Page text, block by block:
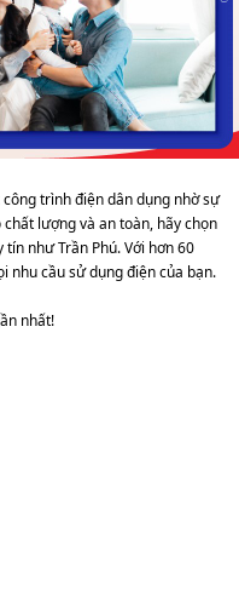
trình điện dân dụng nhờ sự
lượng và an toàn, hãy chọn
như Trần Phú. Với hơn 60
nhu cầu sử dụng điện của bạn.
nhất!